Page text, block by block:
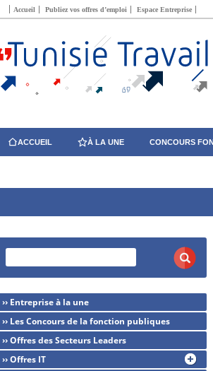
Accueil Publiez vos offres d’emploi Espace Entreprise
ACCUEIL À LA UNE CONCOURS
›› Entreprise à la une
›› Les Concours de la fonction publiques
›› Offres des Secteurs Leaders
›› Offres IT